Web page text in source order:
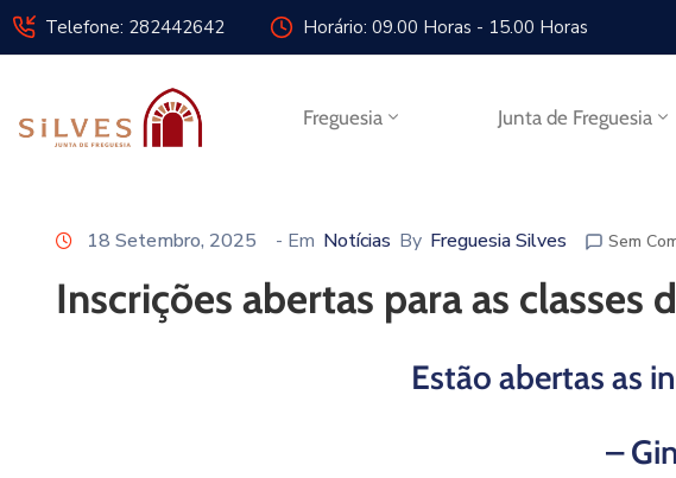
Telefone: 282442642 Horário: 09.00 Horas - 15.00 Horas
Freguesia Junta de Freguesia
18 Setembro, 2025 - Em Notícias By Freguesia Silves Sem
Inscrições abertas para as classes
Estão abertas as
–